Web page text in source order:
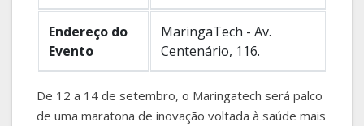
Endereço do
Evento
MaringaTech - Av.
Centenário, 116.
De 12 a 14 de setembro, o Maringatech será palco
de uma maratona de inovação voltada à saúde mais